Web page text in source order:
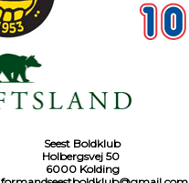
Seest Boldklub
Holbergsvej 50
6000 Kolding